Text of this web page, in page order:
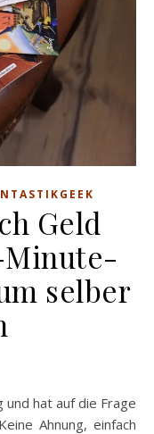
Geld
Minute-
selber
Ahnung, einfach